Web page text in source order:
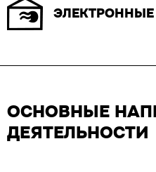
ОСНОВНЫЕ
ДЕЯТЕЛЬНОСТИ